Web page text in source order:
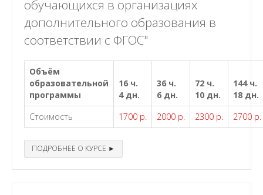
обучающихся в организациях
дополнительного образования в
соответствии с ФГОС"
Объём
образовательной
программы
16 ч.
4 дн.
36 ч.
6 дн.
72 ч.
10 дн.
144 ч.
18 дн.
Стоимость
1700 р. 2000 р. 2300 р. 2700 р.
ПОДРОБНЕЕ О КУРСЕ ►